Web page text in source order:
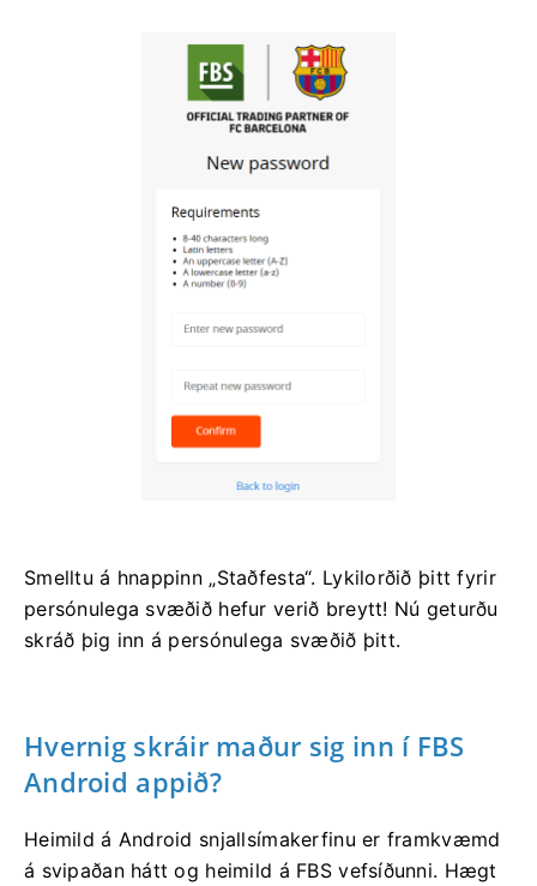
Smelltu á hnappinn „Staðfesta“. Lykilorðið þitt fyrir
persónulega svæðið hefur verið breytt! Nú geturðu
skráð þig inn á persónulega svæðið þitt.
Hvernig skráir maður sig inn í FBS
Android appið?
Heimild á Android snjallsímakerfinu er framkvæmd
á svipaðan hátt og heimild á FBS vefsíðunni. Hægt